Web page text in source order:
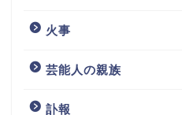
火事
芸能人の親族
訃報